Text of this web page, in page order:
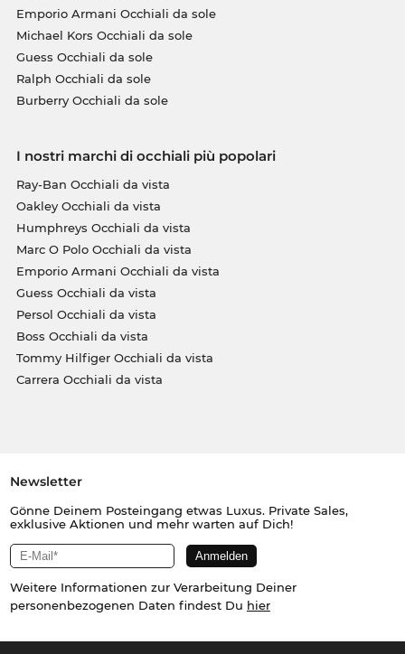
Emporio Armani Occhiali da sole
Michael Kors Occhiali da sole
Guess Occhiali da sole
Ralph Occhiali da sole
Burberry Occhiali da sole
I nostri marchi di occhiali più popolari
Ray-Ban Occhiali da vista
Oakley Occhiali da vista
Humphreys Occhiali da vista
Marc O Polo Occhiali da vista
Emporio Armani Occhiali da vista
Guess Occhiali da vista
Persol Occhiali da vista
Boss Occhiali da vista
Tommy Hilfiger Occhiali da vista
Carrera Occhiali da vista
Newsletter
Gönne Deinem Posteingang etwas Luxus. Private Sales,
exklusive Aktionen und mehr warten auf Dich!
Weitere Informationen zur Verarbeitung Deiner
personenbezogenen Daten findest Du hier